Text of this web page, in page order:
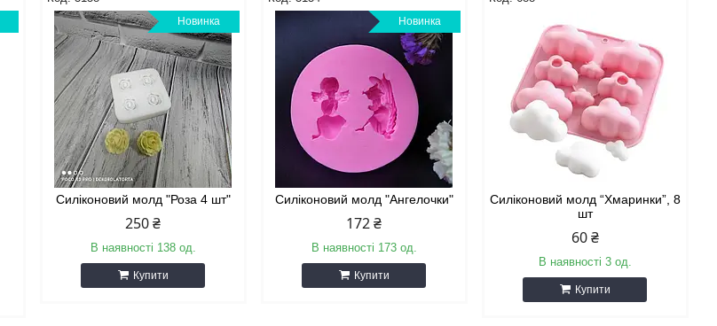
Новинка
Силіконовий молд "Роза 4 шт"
250 ₴
В наявності 138 од.
Купити
Новинка
Силіконовий молд "Ангелочки"
172 ₴
В наявності 173 од.
Купити
Силіконовий молд “Хмаринки”, 8
шт
60 ₴
В наявності 3 од.
Купити